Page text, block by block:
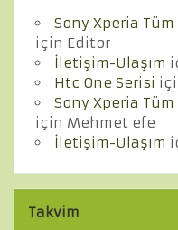
Sony Xperia
için Editor
İletişim-Ulaşım
Htc One Serisi
Sony Xperia
için Mehmet efe
İletişim-Ulaşım
Takvim